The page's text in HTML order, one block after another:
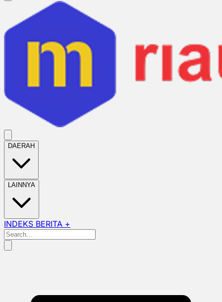
DAERAH
LAINNYA
INDEKS BERITA +